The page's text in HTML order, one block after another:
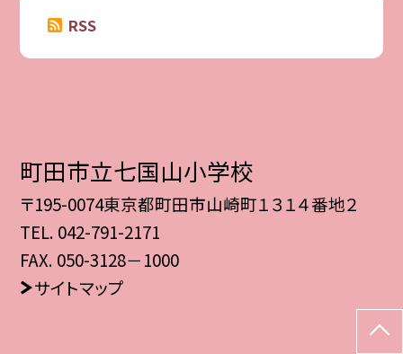
RSS
町田市立七国山小学校
〒195-0074東京都町田市山崎町１３１４番地２
TEL. 042-791-2171
FAX. 050-3128－1000
サイトマップ